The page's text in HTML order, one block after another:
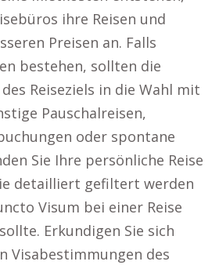
ihre Reisen und
Preisen an. Falls
bestehen, sollten die
Reiseziels in die Wahl mit
Pauschalreisen,
oder spontane
Sie Ihre persönliche Reise
detailliert gefiltert werden
Visum bei einer Reise
Erkundigen Sie sich
Visabestimmungen des